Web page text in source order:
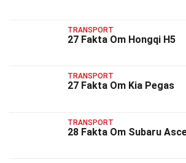
TRANSPORT
27 Fakta Om Hongqi H5
TRANSPORT
27 Fakta Om Kia Pegas
TRANSPORT
28 Fakta Om Subaru